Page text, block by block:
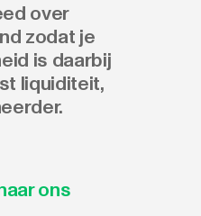
over
zodat je
is daarbij
liquiditeit,
ons